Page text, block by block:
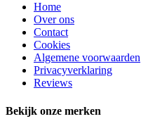
Home
Over ons
Contact
Cookies
Algemene voorwaarden
Privacyverklaring
Reviews
Bekijk onze merken